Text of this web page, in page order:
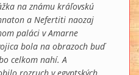
na známu kráľovskú
a Nefertiti naozaj
paláci v Amarne
bola na obrazoch buď
celkom nahí. A